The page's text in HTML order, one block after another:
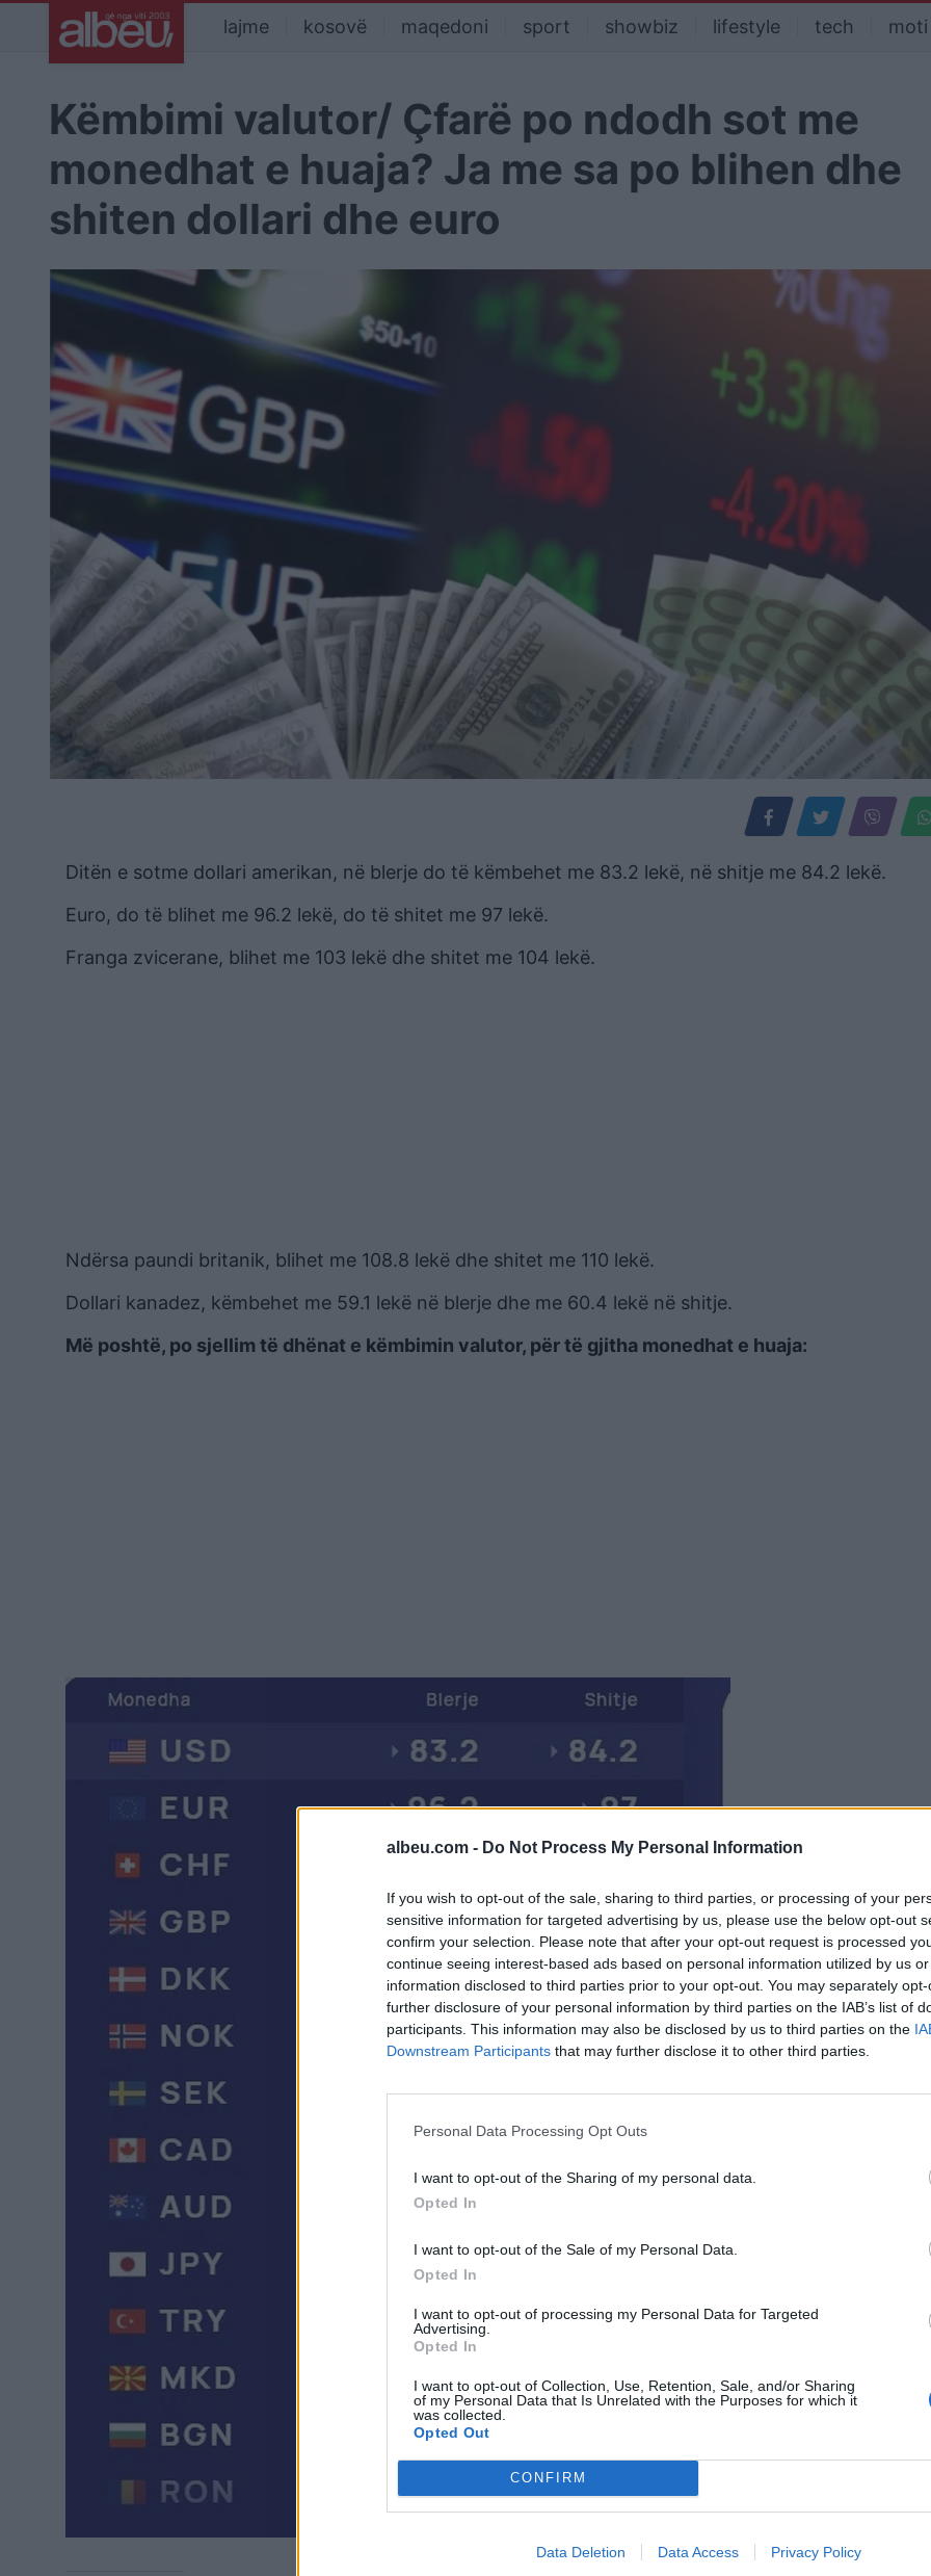
albeu.com - Do Not Process My Personal Information
If you wish to opt-out of the sale, sharing to third parties, or processing of your
sensitive information for targeted advertising by us, please use the below opt-out
confirm your selection. Please note that after your opt-out request is processed
continue seeing interest-based ads based on personal information utilized by us
information disclosed to third parties prior to your opt-out. You may separately
further disclosure of your personal information by third parties on the IAB’s list of
participants. This information may also be disclosed by us to third parties on the
Downstream Participants that may further disclose it to other third parties.
Personal Data Processing Opt Outs
I want to opt-out of the Sharing of my personal data.
Opted In
I want to opt-out of the Sale of my Personal Data.
Opted In
I want to opt-out of processing my Personal Data for Targeted
Advertising.
Opted In
I want to opt-out of Collection, Use, Retention, Sale, and/or Sharing
of my Personal Data that Is Unrelated with the Purposes for which it
was collected.
Opted Out
CONFIRM
Data Deletion Data Access Privacy Policy
lajme kosovë maqedoni sport showbiz lifestyle tech moti
Këmbimi valutor/ Çfarë po ndodh sot me
monedhat e huaja? Ja me sa po blihen dhe
shiten dollari dhe euro
Ditën e sotme dollari amerikan, në blerje do të këmbehet me 83.2 lekë, në shitje me 84.2 lekë.
Euro, do të blihet me 96.2 lekë, do të shitet me 97 lekë.
Franga zvicerane, blihet me 103 lekë dhe shitet me 104 lekë.
Ndërsa paundi britanik, blihet me 108.8 lekë dhe shitet me 110 lekë.
Dollari kanadez, këmbehet me 59.1 lekë në blerje dhe me 60.4 lekë në shitje.
Më poshtë, po sjellim të dhënat e këmbimin valutor, për të gjitha monedhat e huaja: